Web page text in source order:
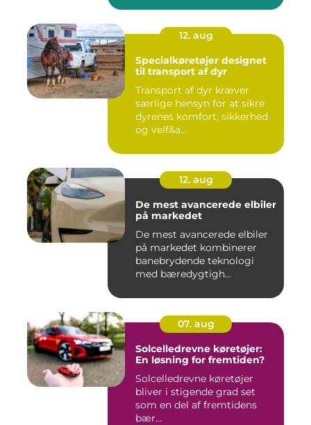
12. aug
Specialkøretøjer designet
til transport af dyr
Transport af dyr kræver
særlige hensyn for at sikre
dyrenes komfort, sikkerhed
og velf&a...
12. aug
De mest avancerede elbiler
på markedet
De mest avancerede elbiler
på markedet kombinerer
banebrydende teknologi
med bæredygtigh...
07. aug
Solcelledrevne køretøjer:
En løsning for fremtiden?
Solcelledrevne køretøjer
bliver i stigende grad set
som en del af fremtidens
bær...